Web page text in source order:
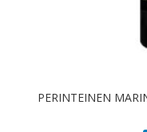
PERINTEINEN